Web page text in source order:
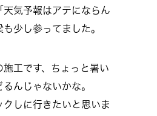
天気予報はアテにならん
少し参ってました。
工です、ちょっと暑い
んじゃないかな。
しに行きたいと思いま